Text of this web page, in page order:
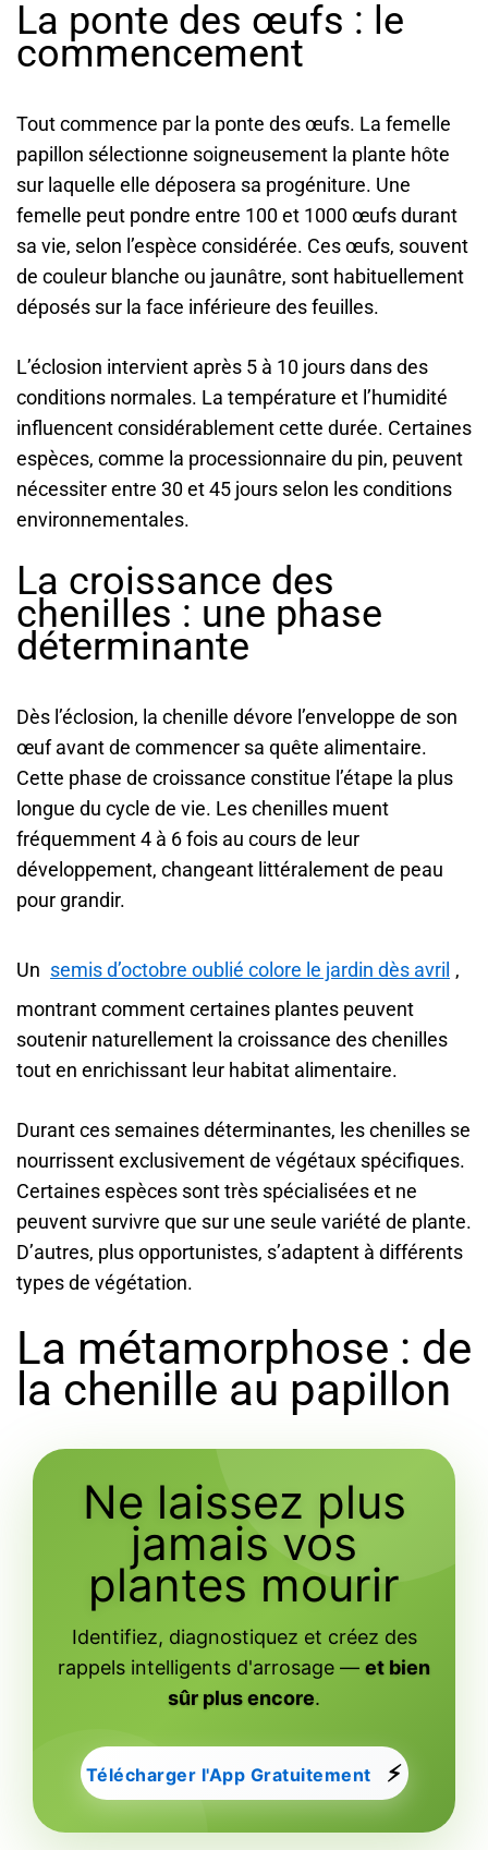
La ponte des œufs : le
commencement
Tout commence par la ponte des œufs. La femelle
papillon sélectionne soigneusement la plante hôte
sur laquelle elle déposera sa progéniture. Une
femelle peut pondre entre 100 et 1000 œufs durant
sa vie, selon l’espèce considérée. Ces œufs, souvent
de couleur blanche ou jaunâtre, sont habituellement
déposés sur la face inférieure des feuilles.
L’éclosion intervient après 5 à 10 jours dans des
conditions normales. La température et l’humidité
influencent considérablement cette durée. Certaines
espèces, comme la processionnaire du pin, peuvent
nécessiter entre 30 et 45 jours selon les conditions
environnementales.
La croissance des
chenilles : une phase
déterminante
Dès l’éclosion, la chenille dévore l’enveloppe de son
œuf avant de commencer sa quête alimentaire.
Cette phase de croissance constitue l’étape la plus
longue du cycle de vie. Les chenilles muent
fréquemment 4 à 6 fois au cours de leur
développement, changeant littéralement de peau
pour grandir.
Un semis d’octobre oublié colore le jardin dès avril ,
montrant comment certaines plantes peuvent
soutenir naturellement la croissance des chenilles
tout en enrichissant leur habitat alimentaire.
Durant ces semaines déterminantes, les chenilles se
nourrissent exclusivement de végétaux spécifiques.
Certaines espèces sont très spécialisées et ne
peuvent survivre que sur une seule variété de plante.
D’autres, plus opportunistes, s’adaptent à différents
types de végétation.
La métamorphose : de
la chenille au papillon
Ne laissez plus
jamais vos
plantes mourir
Identifiez, diagnostiquez et créez des
rappels intelligents d'arrosage — et bien
sûr plus encore.
Télécharger l'App Gratuitement ⚡